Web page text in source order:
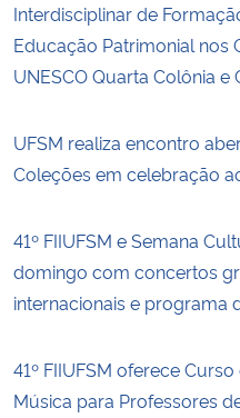
Interdisciplinar de
Educação Patrimonial nos
UNESCO Quarta Colônia e
UFSM realiza encontro
Coleções em celebração
41º FIIUFSM e Semana
domingo com concertos
internacionais e programa
41º FIIUFSM oferece
Música para Professores